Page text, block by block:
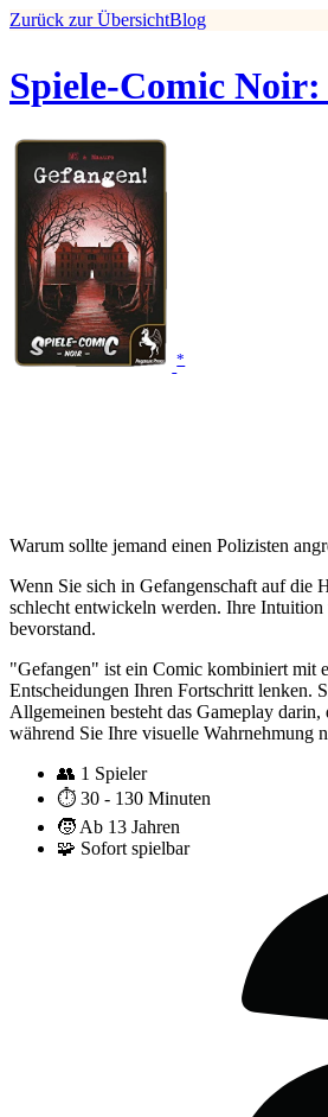
Zurück zur ÜbersichtBlog
Spiele-Comic Noir:
*
Warum sollte jemand einen Polizisten
Wenn Sie sich in Gefangenschaft auf die
schlecht entwickeln werden. Ihre
bevorstand.
"Gefangen" ist ein Comic kombiniert mit
Entscheidungen Ihren Fortschritt lenken.
Allgemeinen besteht das Gameplay
während Sie Ihre visuelle Wahrnehmung
👥 1 Spieler
⏱️ 30 - 130 Minuten
🧒 Ab 13 Jahren
🧩 Sofort spielbar